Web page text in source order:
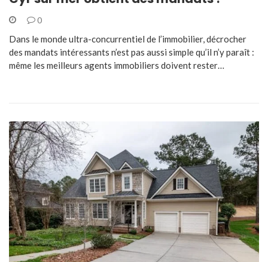
0
Dans le monde ultra-concurrentiel de l’immobilier, décrocher
des mandats intéressants n’est pas aussi simple qu’il n’y paraît :
même les meilleurs agents immobiliers doivent rester…